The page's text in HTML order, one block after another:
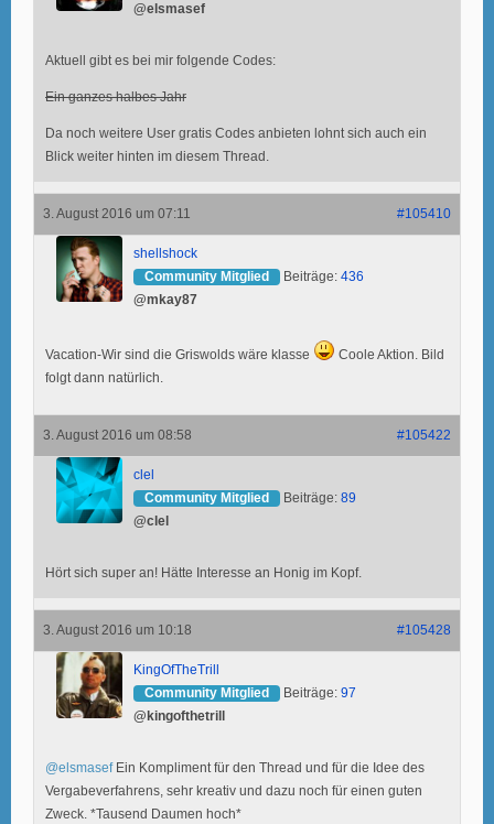
@elsmasef
Aktuell gibt es bei mir folgende Codes:
Ein ganzes halbes Jahr
Da noch weitere User gratis Codes anbieten lohnt sich auch ein
Blick weiter hinten im diesem Thread.
3. August 2016 um 07:11 #105410
shellshock
Community Mitglied
Beiträge: 436
@mkay87
Vacation-Wir sind die Griswolds wäre klasse
Coole Aktion. Bild
folgt dann natürlich.
3. August 2016 um 08:58 #105422
clel
Community Mitglied
Beiträge: 89
@clel
Hört sich super an! Hätte Interesse an Honig im Kopf.
3. August 2016 um 10:18 #105428
KingOfTheTrill
Community Mitglied
Beiträge: 97
@kingofthetrill
@elsmasefEin Kompliment für den Thread und für die Idee des
Vergabeverfahrens, sehr kreativ und dazu noch für einen guten
Zweck. *Tausend Daumen hoch*